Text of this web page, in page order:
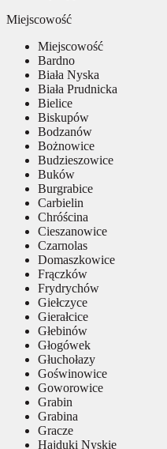
Miejscowość
Miejscowość
Bardno
Biała Nyska
Biała Prudnicka
Bielice
Biskupów
Bodzanów
Bożnowice
Budzieszowice
Buków
Burgrabice
Carbielin
Chróścina
Cieszanowice
Czarnolas
Domaszkowice
Frączków
Frydrychów
Giełczyce
Gierałcice
Głebinów
Głogówek
Głuchołazy
Goświnowice
Goworowice
Grabin
Grabina
Gracze
Hajduki Nyskie